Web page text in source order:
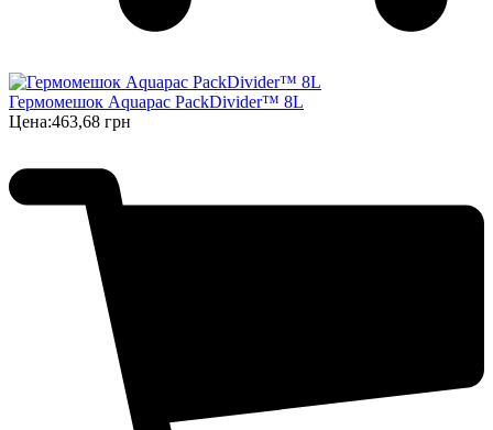
Гермомешок Aquapac PackDivider™ 8L
Цена:463,68 грн